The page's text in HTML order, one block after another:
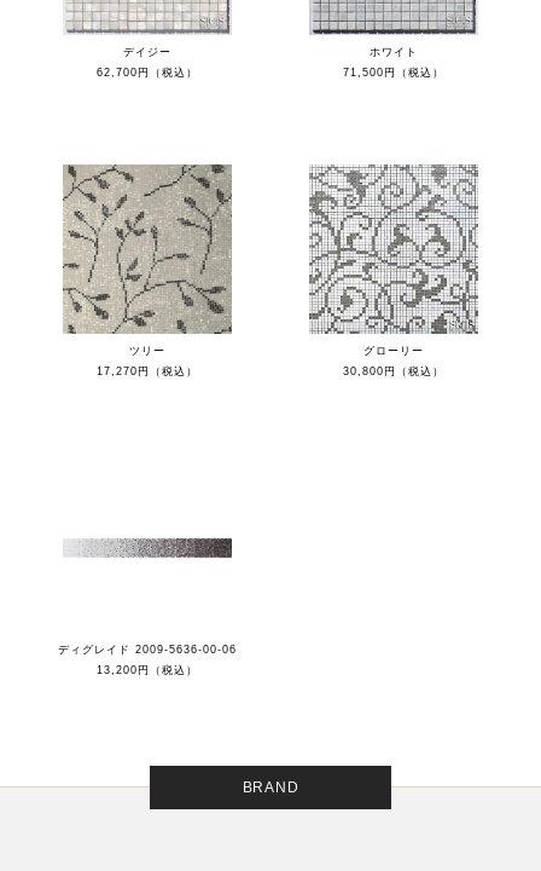
デイジー
62,700円（税込）
ホワイト
71,500円（税込）
ツリー
17,270円（税込）
グローリー
30,800円（税込）
ディグレイド 2009-5636-00-06
13,200円（税込）
BRAND